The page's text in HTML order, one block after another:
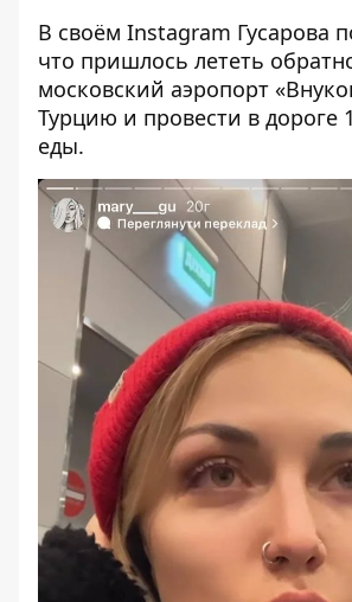
В своём Instagram Гусарова
что пришлось лететь
московский аэропорт
Турцию и провести в дороге
еды.